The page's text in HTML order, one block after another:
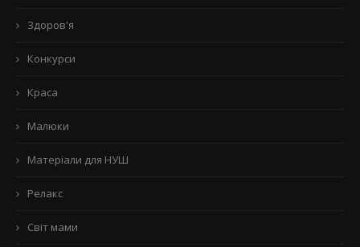
Здоров'я
Конкурси
Краса
Малюки
Матеріали для НУШ
Релакс
Світ мами